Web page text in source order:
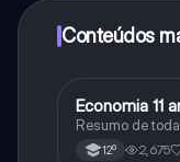
Conteúdos
Economia
Economia 11
Resumo de
12º 2,675